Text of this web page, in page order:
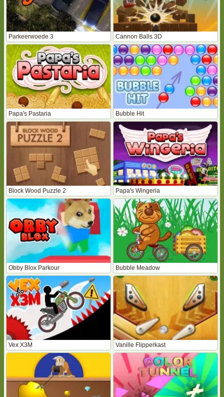
Parkeerwoede 3 Cannon Balls 3D
Papa's Pastaria Bubble Hit
Block Wood Puzzle 2 Papa's Wingeria
Obby Blox Parkour Bubble Meadow
Vex X3M Vanille Flipperkast